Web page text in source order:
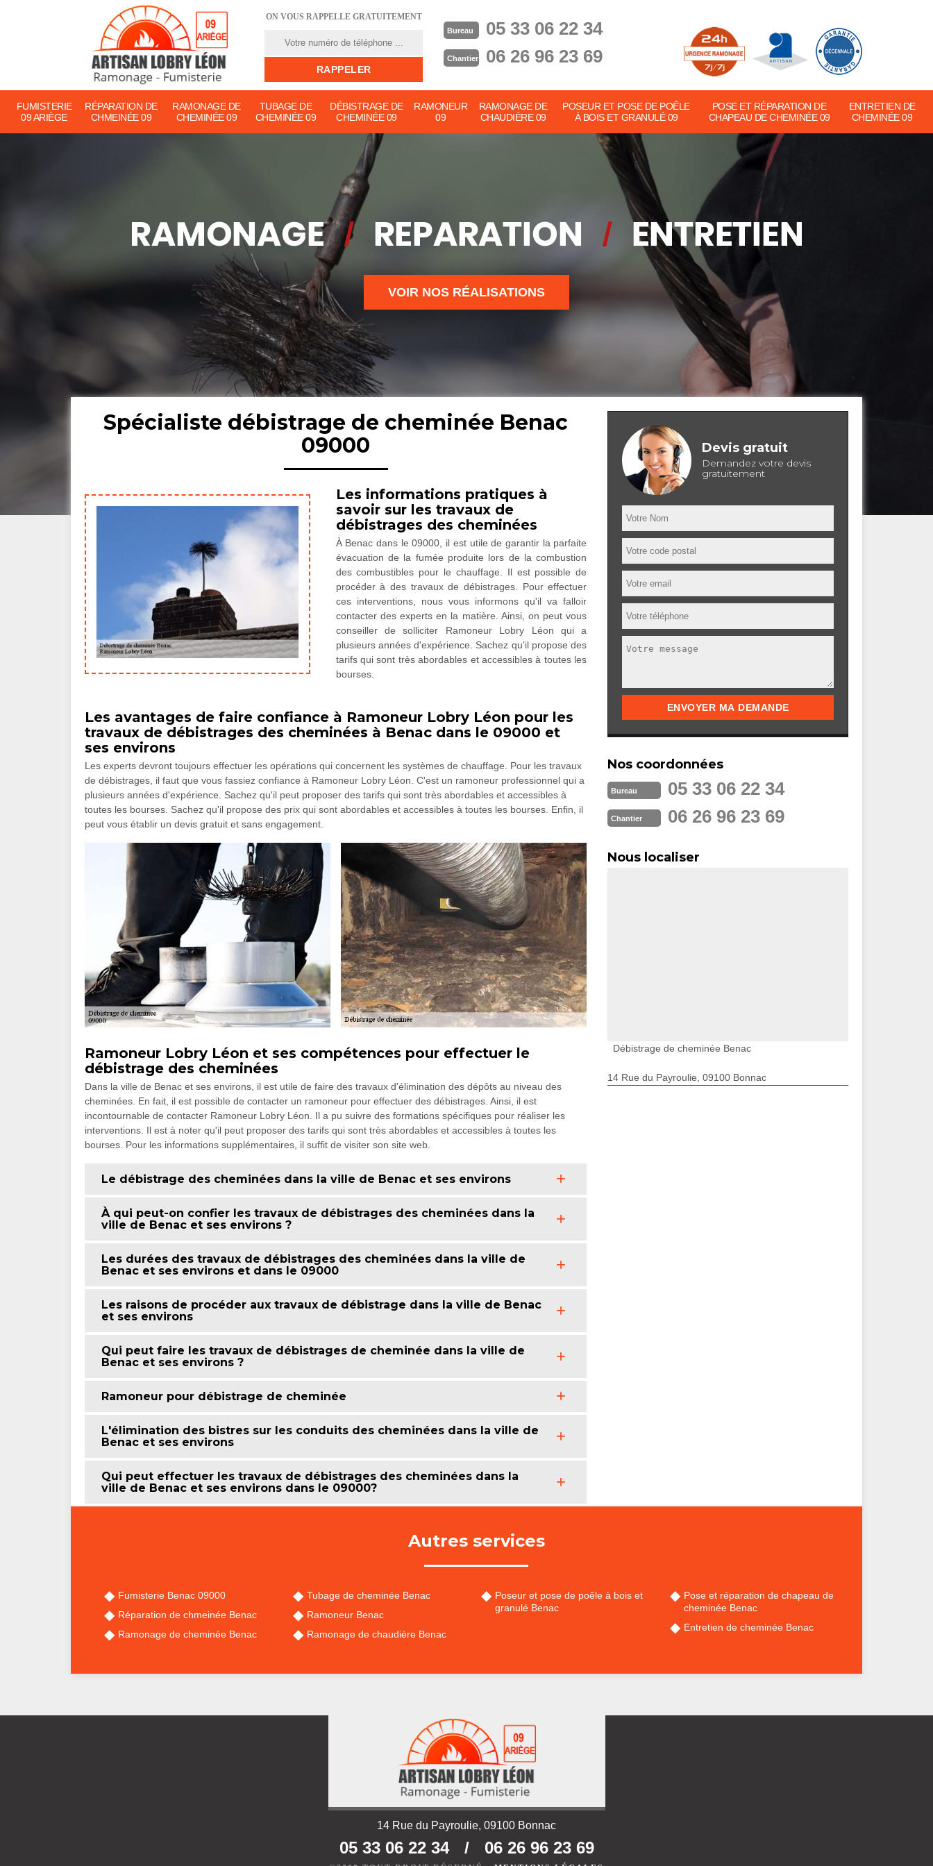
ON VOUS RAPPELLE GRATUITEMENT
Bureau 05 33 06 22 34
Chantier 06 26 96 23 69
FUMISTERIE
09 ARIÈGE
RÉPARATION DE
CHMEINÉE 09
RAMONAGE DE
CHEMINÉE 09
TUBAGE DE
CHEMINÉE 09
DÉBISTRAGE DE
CHEMINÉE 09
RAMONEUR
09
RAMONAGE DE
CHAUDIÈRE 09
POSEUR ET POSE DE POÊLE
À BOIS ET GRANULÉ 09
POSE ET RÉPARATION DE
CHAPEAU DE CHEMINÉE 09
ENTRETIEN DE
CHEMINÉE 09
VOIR NOS RÉALISATIONS
Spécialiste débistrage de cheminée Benac
09000
Les informations pratiques à
savoir sur les travaux de
débistrages des cheminées
À Benac dans le 09000, il est utile de garantir la parfaite
évacuation de la fumée produite lors de la combustion
des combustibles pour le chauffage. Il est possible de
procéder à des travaux de débistrages. Pour effectuer
ces interventions, nous vous informons qu'il va falloir
contacter des experts en la matière. Ainsi, on peut vous
conseiller de solliciter Ramoneur Lobry Léon qui a
plusieurs années d'expérience. Sachez qu'il propose des
tarifs qui sont très abordables et accessibles à toutes les
bourses.
Les avantages de faire confiance à Ramoneur Lobry Léon pour les
travaux de débistrages des cheminées à Benac dans le 09000 et
ses environs
Les experts devront toujours effectuer les opérations qui concernent les systèmes de chauffage. Pour les travaux
de débistrages, il faut que vous fassiez confiance à Ramoneur Lobry Léon. C'est un ramoneur professionnel qui a
plusieurs années d'expérience. Sachez qu'il peut proposer des tarifs qui sont très abordables et accessibles à
toutes les bourses. Sachez qu'il propose des prix qui sont abordables et accessibles à toutes les bourses. Enfin, il
peut vous établir un devis gratuit et sans engagement.
Ramoneur Lobry Léon et ses compétences pour effectuer le
débistrage des cheminées
Dans la ville de Benac et ses environs, il est utile de faire des travaux d'élimination des dépôts au niveau des
cheminées. En fait, il est possible de contacter un ramoneur pour effectuer des débistrages. Ainsi, il est
incontournable de contacter Ramoneur Lobry Léon. Il a pu suivre des formations spécifiques pour réaliser les
interventions. Il est à noter qu'il peut proposer des tarifs qui sont très abordables et accessibles à toutes les
bourses. Pour les informations supplémentaires, il suffit de visiter son site web.
Le débistrage des cheminées dans la ville de Benac et ses environs
À qui peut-on confier les travaux de débistrages des cheminées dans la
ville de Benac et ses environs ?
Les durées des travaux de débistrages des cheminées dans la ville de
Benac et ses environs et dans le 09000
Les raisons de procéder aux travaux de débistrage dans la ville de Benac
et ses environs
Qui peut faire les travaux de débistrages de cheminée dans la ville de
Benac et ses environs ?
Ramoneur pour débistrage de cheminée
L'élimination des bistres sur les conduits des cheminées dans la ville de
Benac et ses environs
Qui peut effectuer les travaux de débistrages des cheminées dans la
ville de Benac et ses environs dans le 09000?
Devis gratuit
Demandez votre devis
gratuitement
Nos coordonnées
Bureau 05 33 06 22 34
Chantier 06 26 96 23 69
Nous localiser
Débistrage de cheminée Benac
14 Rue du Payroulie, 09100 Bonnac
Autres services
Fumisterie Benac 09000
Réparation de chmeinée Benac
Ramonage de cheminée Benac
Tubage de cheminée Benac
Ramoneur Benac
Ramonage de chaudière Benac
Poseur et pose de poêle à bois et
granulé Benac
Pose et réparation de chapeau de
cheminée Benac
Entretien de cheminée Benac
14 Rue du Payroulie, 09100 Bonnac
05 33 06 22 34 / 06 26 96 23 69